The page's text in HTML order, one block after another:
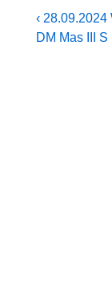
Vorheriger
Beitrag
‹ 28.09.2024
DM Mas III S